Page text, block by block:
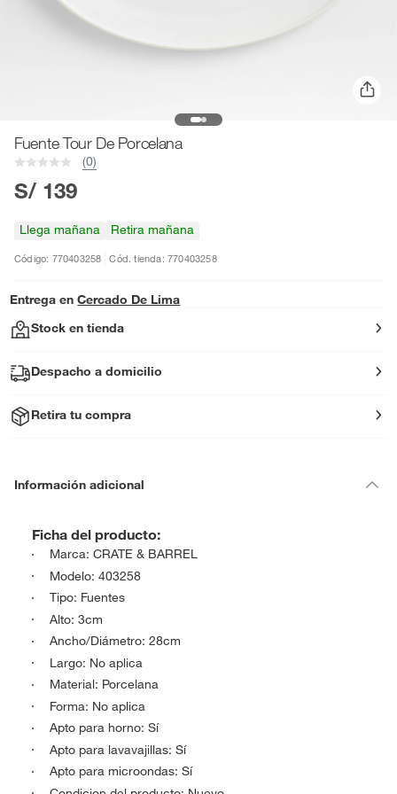
Fuente Tour De Porcelana
(0)
S/ 139
Llega mañana Retira mañana
Código: 770403258 Cód. tienda: 770403258
Entrega en Cercado De Lima
Stock en tienda
Despacho a domicilio
Retira tu compra
Información adicional
Ficha del producto:
Marca: CRATE & BARREL
Modelo: 403258
Tipo: Fuentes
Alto: 3cm
Ancho/Diámetro: 28cm
Largo: No aplica
Material: Porcelana
Forma: No aplica
Apto para horno: Sí
Apto para lavavajillas: Sí
Apto para microondas: Sí